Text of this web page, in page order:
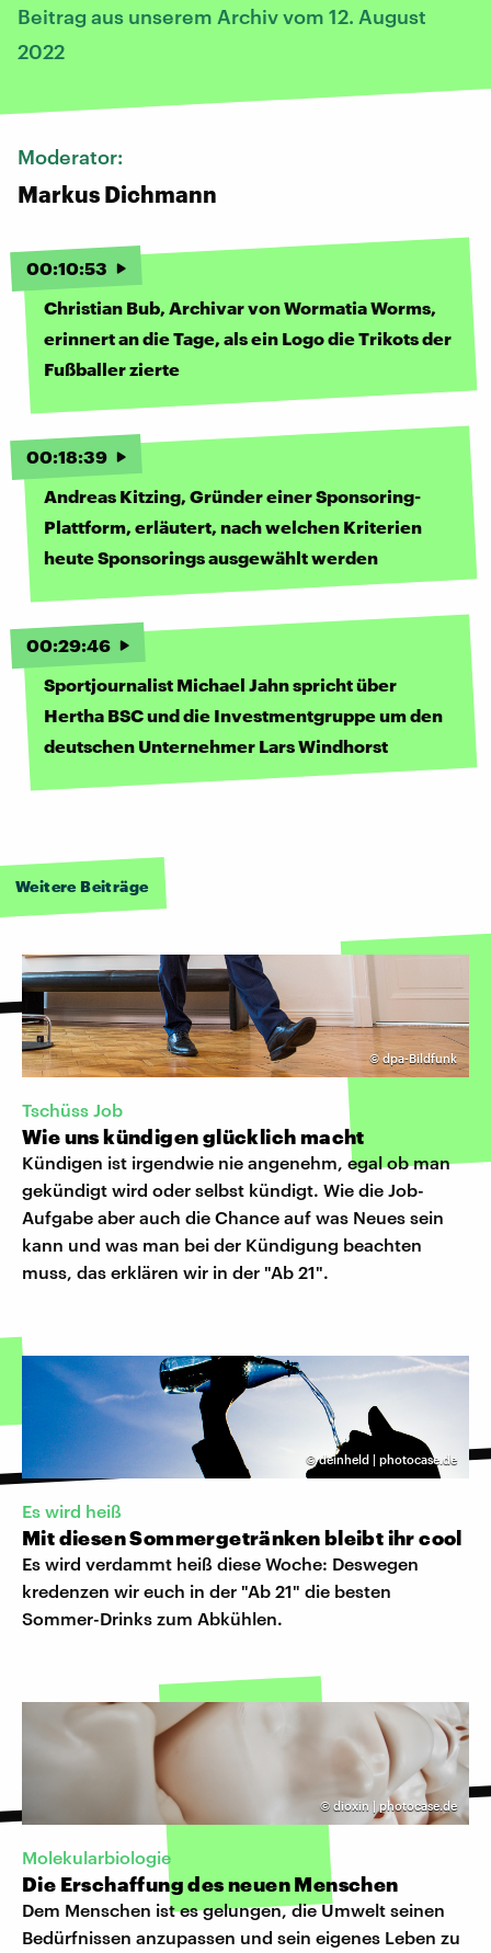
Beitrag aus unserem Archiv vom 12. August
2022
Moderator:
Markus Dichmann
00:10:53
Christian Bub, Archivar von Wormatia Worms,
erinnert an die Tage, als ein Logo die Trikots der
Fußballer zierte
00:18:39
Andreas Kitzing, Gründer einer Sponsoring-
Plattform, erläutert, nach welchen Kriterien
heute Sponsorings ausgewählt werden
00:29:46
Sportjournalist Michael Jahn spricht über
Hertha BSC und die Investmentgruppe um den
deutschen Unternehmer Lars Windhorst
Weitere Beiträge
© dpa-Bildfunk
Tschüss Job
Wie uns kündigen glücklich macht
Kündigen ist irgendwie nie angenehm, egal ob man
gekündigt wird oder selbst kündigt. Wie die Job-
Aufgabe aber auch die Chance auf was Neues sein
kann und was man bei der Kündigung beachten
muss, das erklären wir in der "Ab 21".
©deinheld | photocase.de
Es wird heiß
Mit diesen Sommergetränken bleibt ihr cool
Es wird verdammt heiß diese Woche: Deswegen
kredenzen wir euch in der "Ab 21" die besten
Sommer-Drinks zum Abkühlen.
© dioxin | photocase.de
Molekularbiologie
Die Erschaffung des neuen Menschen
Dem Menschen ist es gelungen, die Umwelt seinen
Bedürfnissen anzupassen und sein eigenes Leben zu